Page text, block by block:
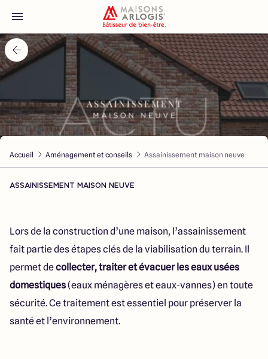
Accueil
Nos maisons
Nos annonces
Votre projet
Lille - Villeneuve d'Ascq
Valenciennes - Marly 03 27 45 60 30
Accueil Aménagement et conseils Assainissement maison neuve
ASSAINISSEMENT MAISON NEUVE
Lors de la construction d’une maison, l’assainissement
fait partie des étapes clés de la viabilisation du terrain. Il
permet decollecter, traiter et évacuer les eaux usées
domestiques(eaux ménagères et eaux-vannes) en toute
sécurité. Ce traitement est essentiel pour préserver la
santé et l’environnement.